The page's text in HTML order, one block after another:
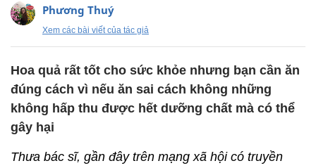
Phương Thuý
Xem các bài viết của tác giả
Hoa quả rất tốt cho sức khỏe nhưng bạn cần ăn
đúng cách vì nếu ăn sai cách không những
không hấp thu được hết dưỡng chất mà có thể
gây hại
Thưa bác sĩ, gần đây trên mạng xã hội có truyền